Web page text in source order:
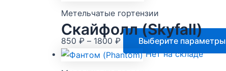
–
1200 ₽
Метельчатые гортензии
Скайфолл (Skyfall)
850 ₽ – 1800 ₽Диапазон
цен:
Выберите параметры
Нет на складе